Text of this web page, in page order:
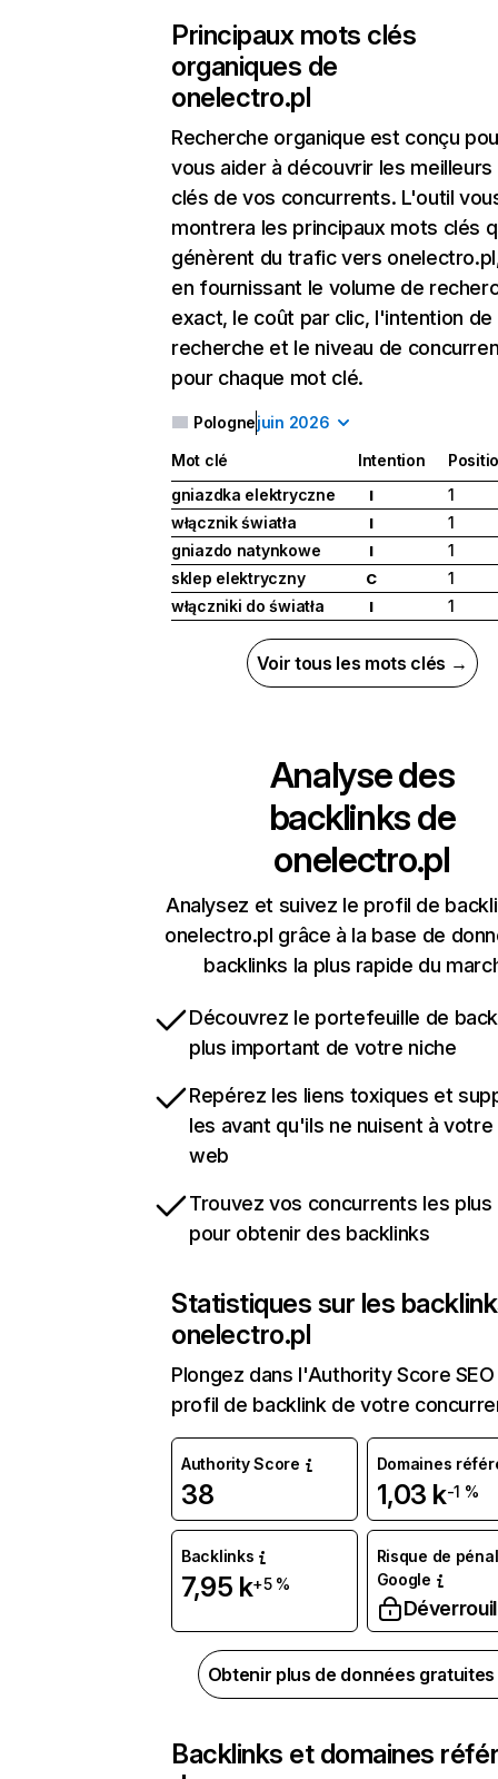
Principaux mots clés
organiques de
onelectro.pl
Recherche organique est conçu
vous aider à découvrir les
clés de vos concurrents. L'outil
montrera les principaux mots clés
génèrent du trafic vers
en fournissant le volume de
exact, le coût par clic, l'intention de
recherche et le niveau de
pour chaque mot clé.
Polognejuin 2026
Mot clé Intention
gniazdka elektryczne
I
1
włącznik światła
I
1
gniazdo natynkowe
I
1
sklep elektryczny
C
1
włączniki do światła
I 1
Voir tous les mots clés →
Analyse des
backlinks de
onelectro.pl
Analysez et suivez le profil de
onelectro.pl grâce à la base de
backlinks la plus rapide du
Découvrez le portefeuille de
plus important de votre niche
Repérez les liens toxiques et
les avant qu'ils ne nuisent à
web
Trouvez vos concurrents les
pour obtenir des backlinks
Statistiques sur les
onelectro.pl
Plongez dans l'Authority Score
profil de backlink de votre
Authority Score
38
Domaines
1,03 k-1 %
Backlinks
7,95 k+5 %
Risque de
Google
Obtenir plus de données
Backlinks et domaines